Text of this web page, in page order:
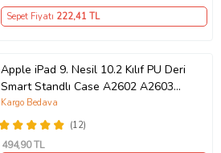
Sepet Fiyatı 222,41 TL
Apple iPad 9. Nesil 10.2 Kılıf PU Deri
Smart Standlı Case A2602 A2603
A2604 A260 (27)
(12)
Kargo Bedava
494,90 TL